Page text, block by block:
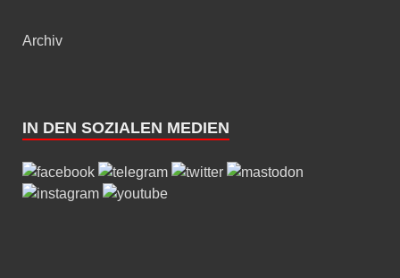
Archiv
IN DEN SOZIALEN MEDIEN